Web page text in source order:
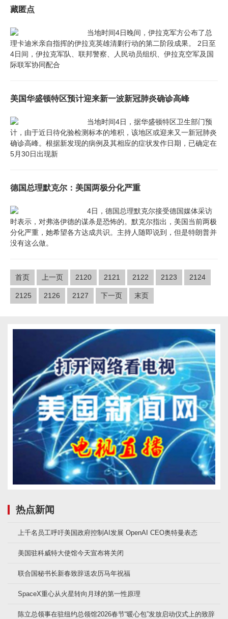
藏匿点
当地时间4日晚间，伊拉克军方公布了总
理卡迪米亲自指挥的伊拉克英雄清剿行动的第二阶段成果。 2日至
4日间，伊拉克军队、联邦警察、人民动员组织、伊拉克空军及国
际联军协同配合
美国华盛顿特区预计迎来新一波新冠肺炎确诊高峰
当地时间4日，据华盛顿特区卫生部门预
计，由于近日待化验检测标本的堆积，该地区或迎来又一新冠肺炎
确诊高峰。根据新发现的病例及其相应的症状发作日期，已确定在
5月30日出现新
德国总理默克尔：美国两极分化严重
4日，德国总理默克尔接受德国媒体采访
时表示，对弗洛伊德的谋杀是恐怖的。默克尔指出，美国当前两极
分化严重，她希望各方达成共识。主持人随即说到，但是特朗普并
没有这么做。
首页 上一页 2120 2121 2122 2123 2124
2125 2126 2127 下一页 末页
热点新闻
上千名员工呼吁美国政府控制AI发展 OpenAI CEO奥特曼表态
美国驻科威特大使馆今天宣布将关闭
联合国秘书长新春致辞送农历马年祝福
SpaceX重心从火星转向月球的第一性原理
陈立总领事在驻纽约总领馆2026春节“暖心包”发放启动仪式上的致辞